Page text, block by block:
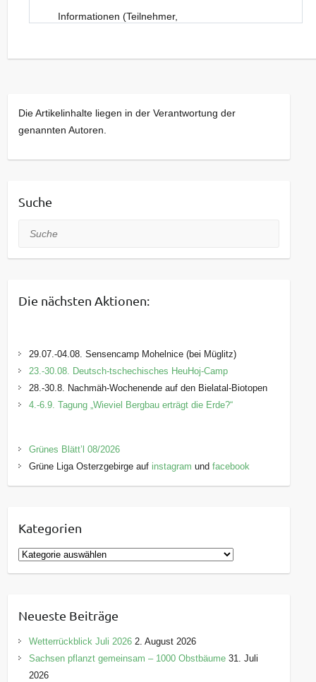
Informationen (Teilnehmer,
Wir von der Johannishöhe organisieren den
Sie sich bitte an uns.
Die Artikelinhalte liegen in der Verantwortung der
genannten Autoren.
Suche
Suche
Die nächsten Aktionen:
29.07.-04.08. Sensencamp Mohelnice (bei Müglitz)
23.-30.08. Deutsch-tschechisches HeuHoj-Camp
28.-30.8. Nachmäh-Wochenende auf den Bielatal-Biotopen
4.-6.9. Tagung „Wieviel Bergbau erträgt die Erde?“
Grünes Blätt’l 08/2026
Grüne Liga Osterzgebirge auf instagram undfacebook
Kategorien
K
a
g
o
r
Neueste Beiträge
Wetterrückblick Juli 2026 2. August 2026
Sachsen pflanzt gemeinsam – 1000 Obstbäume 31. Juli
2026